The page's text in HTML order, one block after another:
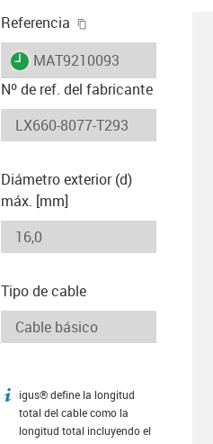
Referencia
igus-icon-lieferzeit
MAT9210093
Nº de ref. del fabricante
Diámetro exterior (d)
máx. [mm]
Tipo de cable
igus-icon-info
igus® define la longitud
total del cable como la
longitud total incluyendo el